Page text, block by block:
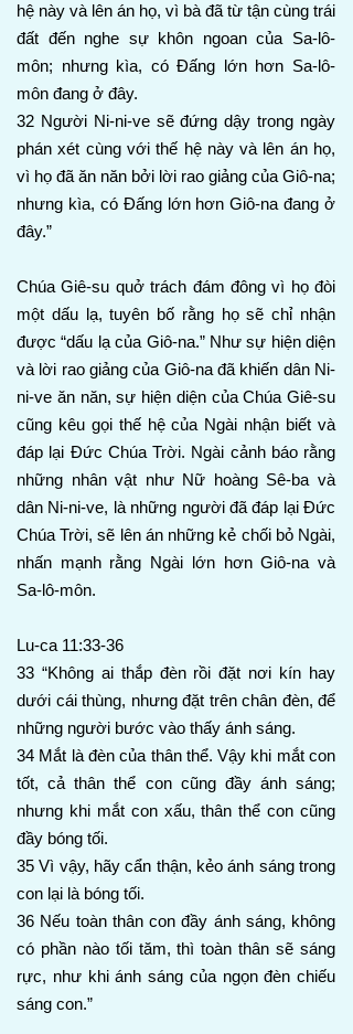
hệ này và lên án họ, vì bà đã từ tận cùng trái
đất đến nghe sự khôn ngoan của Sa-lô-
môn; nhưng kìa, có Đấng lớn hơn Sa-lô-
môn đang ở đây.
32 Người Ni-ni-ve sẽ đứng dậy trong ngày
phán xét cùng với thế hệ này và lên án họ,
vì họ đã ăn năn bởi lời rao giảng của Giô-na;
nhưng kìa, có Đấng lớn hơn Giô-na đang ở
đây.”
Chúa Giê-su quở trách đám đông vì họ đòi
một dấu lạ, tuyên bố rằng họ sẽ chỉ nhận
được “dấu lạ của Giô-na.” Như sự hiện diện
và lời rao giảng của Giô-na đã khiến dân Ni-
ni-ve ăn năn, sự hiện diện của Chúa Giê-su
cũng kêu gọi thế hệ của Ngài nhận biết và
đáp lại Đức Chúa Trời. Ngài cảnh báo rằng
những nhân vật như Nữ hoàng Sê-ba và
dân Ni-ni-ve, là những người đã đáp lại Đức
Chúa Trời, sẽ lên án những kẻ chối bỏ Ngài,
nhấn mạnh rằng Ngài lớn hơn Giô-na và
Sa-lô-môn.
Lu-ca 11:33-36
33 “Không ai thắp đèn rồi đặt nơi kín hay
dưới cái thùng, nhưng đặt trên chân đèn, để
những người bước vào thấy ánh sáng.
34 Mắt là đèn của thân thể. Vậy khi mắt con
tốt, cả thân thể con cũng đầy ánh sáng;
nhưng khi mắt con xấu, thân thể con cũng
đầy bóng tối.
35 Vì vậy, hãy cẩn thận, kẻo ánh sáng trong
con lại là bóng tối.
36 Nếu toàn thân con đầy ánh sáng, không
có phần nào tối tăm, thì toàn thân sẽ sáng
rực, như khi ánh sáng của ngọn đèn chiếu
sáng con.”